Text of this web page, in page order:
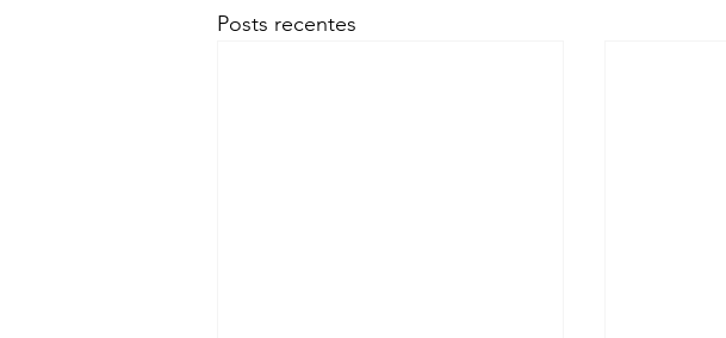
Posts recentes